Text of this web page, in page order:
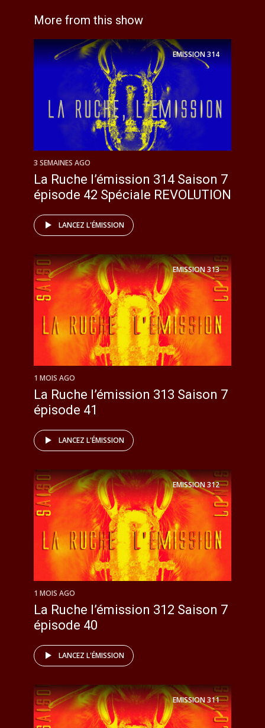
More from this show
EMISSION314
3 SEMAINES AGO
La Ruche l’émission 314 Saison 7
épisode 42 Spéciale REVOLUTION
LANCEZ L'ÉMISSION
EMISSION313
1 MOIS AGO
La Ruche l’émission 313 Saison 7
épisode 41
LANCEZ L'ÉMISSION
EMISSION312
1 MOIS AGO
La Ruche l’émission 312 Saison 7
épisode 40
LANCEZ L'ÉMISSION
EMISSION311